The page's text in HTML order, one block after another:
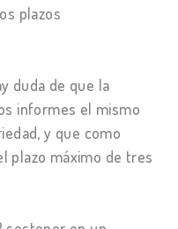
plazos
duda de que la
informes el mismo
y que como
plazo máximo de tres